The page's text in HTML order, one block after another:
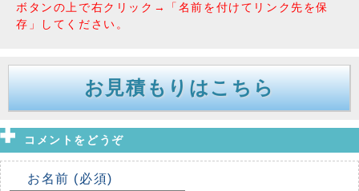
ボタンの上で右クリック→「名前を付けてリンク先を保
存」してください。
お見積もりはこちら
コメントをどうぞ
お名前 (必須)